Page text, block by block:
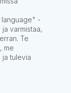
language" -
varmistaa,
Te
me
ja tulevia